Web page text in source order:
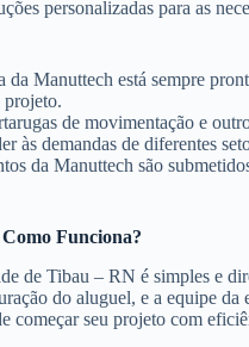
personalizadas para as
Manuttech está sempre
projeto.
de movimentação e
às demandas de diferentes
da Manuttech são
Funciona?
de Tibau – RN é simples e
do aluguel, e a equipe
começar seu projeto com